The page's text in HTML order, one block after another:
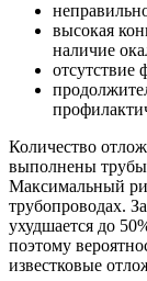
высокая
наличие
отсутствие
Количество
выполнены
Максимальный
трубопроводах.
ухудшается до
поэтому
известковые